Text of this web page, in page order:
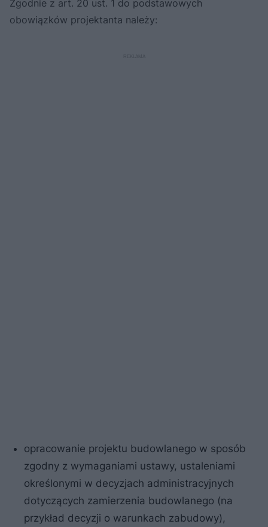
Zgodnie z art. 20 ust. 1 do podstawowych
obowiązków projektanta należy:
opracowanie projektu budowlanego w sposób
zgodny z wymaganiami ustawy, ustaleniami
określonymi w decyzjach administracyjnych
dotyczących zamierzenia budowlanego (na
przykład decyzji o warunkach zabudowy),